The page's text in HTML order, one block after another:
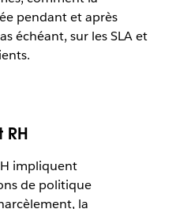
pendant et après
échéant, sur les SLA et
impliquent
de politique
la